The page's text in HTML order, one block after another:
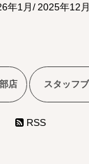
年1月
2025年12月
店 スタッフ
RSS